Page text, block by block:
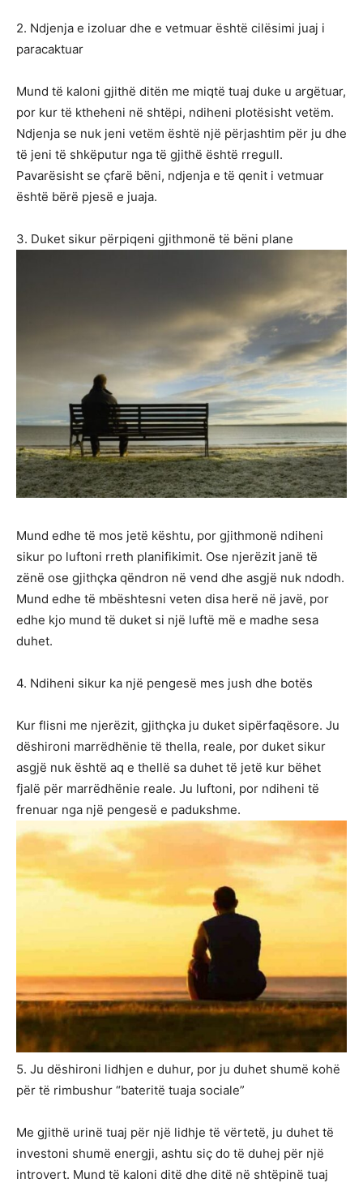
2. Ndjenja e izoluar dhe e vetmuar është cilësimi juaj i
paracaktuar
Mund të kaloni gjithë ditën me miqtë tuaj duke u argëtuar,
por kur të ktheheni në shtëpi, ndiheni plotësisht vetëm.
Ndjenja se nuk jeni vetëm është një përjashtim për ju dhe
të jeni të shkëputur nga të gjithë është rregull.
Pavarësisht se çfarë bëni, ndjenja e të qenit i vetmuar
është bërë pjesë e juaja.
3. Duket sikur përpiqeni gjithmonë të bëni plane
Mund edhe të mos jetë kështu, por gjithmonë ndiheni
sikur po luftoni rreth planifikimit. Ose njerëzit janë të
zënë ose gjithçka qëndron në vend dhe asgjë nuk ndodh.
Mund edhe të mbështesni veten disa herë në javë, por
edhe kjo mund të duket si një luftë më e madhe sesa
duhet.
4. Ndiheni sikur ka një pengesë mes jush dhe botës
Kur flisni me njerëzit, gjithçka ju duket sipërfaqësore. Ju
dëshironi marrëdhënie të thella, reale, por duket sikur
asgjë nuk është aq e thellë sa duhet të jetë kur bëhet
fjalë për marrëdhënie reale. Ju luftoni, por ndiheni të
frenuar nga një pengesë e padukshme.
5. Ju dëshironi lidhjen e duhur, por ju duhet shumë kohë
për të rimbushur “bateritë tuaja sociale”
Me gjithë urinë tuaj për një lidhje të vërtetë, ju duhet të
investoni shumë energji, ashtu siç do të duhej për një
introvert. Mund të kaloni ditë dhe ditë në shtëpinë tuaj